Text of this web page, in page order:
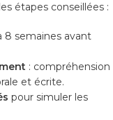
étapes conseillées :
8 semaines avant
: compréhension
et écrite.
pour simuler les